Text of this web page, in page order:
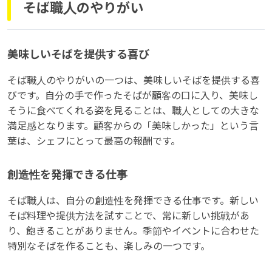
そば職人のやりがい
美味しいそばを提供する喜び
そば職人のやりがいの一つは、美味しいそばを提供する喜
びです。自分の手で作ったそばが顧客の口に入り、美味し
そうに食べてくれる姿を見ることは、職人としての大きな
満足感となります。顧客からの「美味しかった」という言
葉は、シェフにとって最高の報酬です。
創造性を発揮できる仕事
そば職人は、自分の創造性を発揮できる仕事です。新しい
そば料理や提供方法を試すことで、常に新しい挑戦があ
り、飽きることがありません。季節やイベントに合わせた
特別なそばを作ることも、楽しみの一つです。